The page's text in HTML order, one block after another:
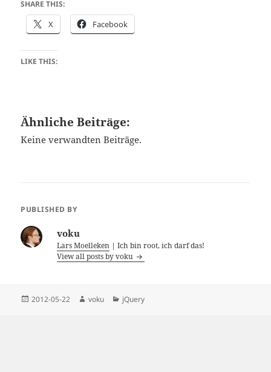
SHARE THIS:
X Facebook
LIKE THIS:
Ähnliche Beiträge:
Keine verwandten Beiträge.
PUBLISHED BY
voku
Lars Moelleken | Ich bin root, ich darf das!
View all posts by voku
Posted
2012-05-22 Author
voku Categories
jQuery